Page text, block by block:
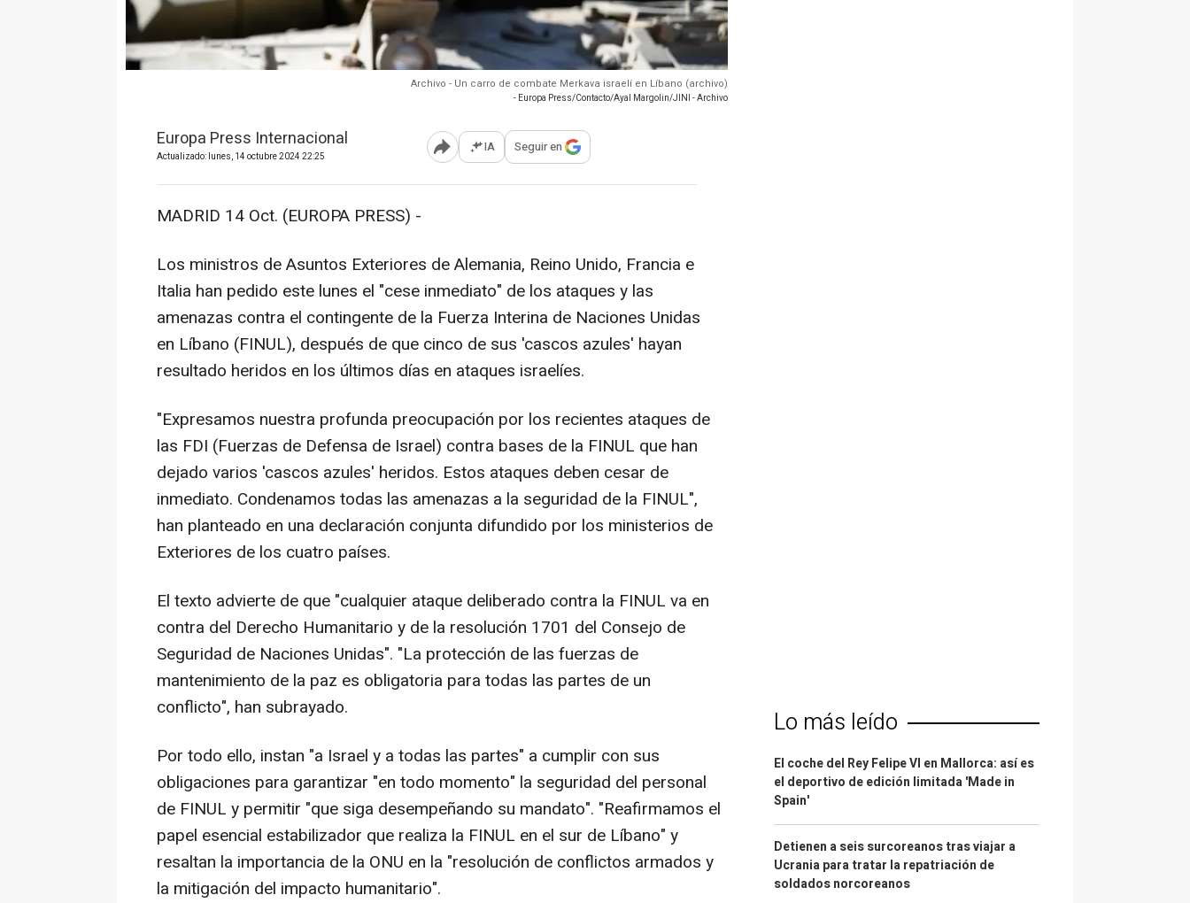
Archivo - Un carro de combate Merkava israelí en Líbano (archivo)
- Europa Press/Contacto/Ayal Margolin/JINI - Archivo
Europa Press Internacional
Actualizado: lunes, 14 octubre 2024 22:25 Abrir opciones para compartir
IA Seguir en
MADRID 14 Oct. (EUROPA PRESS) -
Los ministros de Asuntos Exteriores de Alemania, Reino Unido, Francia e
Italia han pedido este lunes el "cese inmediato" de los ataques y las
amenazas contra el contingente de la Fuerza Interina de Naciones Unidas
en Líbano (FINUL), después de que cinco de sus 'cascos azules' hayan
resultado heridos en los últimos días en ataques israelíes.
"Expresamos nuestra profunda preocupación por los recientes ataques de
las FDI (Fuerzas de Defensa de Israel) contra bases de la FINUL que han
dejado varios 'cascos azules' heridos. Estos ataques deben cesar de
inmediato. Condenamos todas las amenazas a la seguridad de la FINUL",
han planteado en una declaración conjunta difundido por los ministerios de
Exteriores de los cuatro países.
El texto advierte de que "cualquier ataque deliberado contra la FINUL va en
contra del Derecho Humanitario y de la resolución 1701 del Consejo de
Seguridad de Naciones Unidas". "La protección de las fuerzas de
mantenimiento de la paz es obligatoria para todas las partes de un
conflicto", han subrayado.
Por todo ello, instan "a Israel y a todas las partes" a cumplir con sus
obligaciones para garantizar "en todo momento" la seguridad del personal
de FINUL y permitir "que siga desempeñando su mandato". "Reafirmamos el
papel esencial estabilizador que realiza la FINUL en el sur de Líbano" y
resaltan la importancia de la ONU en la "resolución de conflictos armados y
la mitigación del impacto humanitario".
Lo más leído
El coche del Rey Felipe VI en Mallorca: así es
el deportivo de edición limitada 'Made in
Spain'
Detienen a seis surcoreanos tras viajar a
Ucrania para tratar la repatriación de
soldados norcoreanos